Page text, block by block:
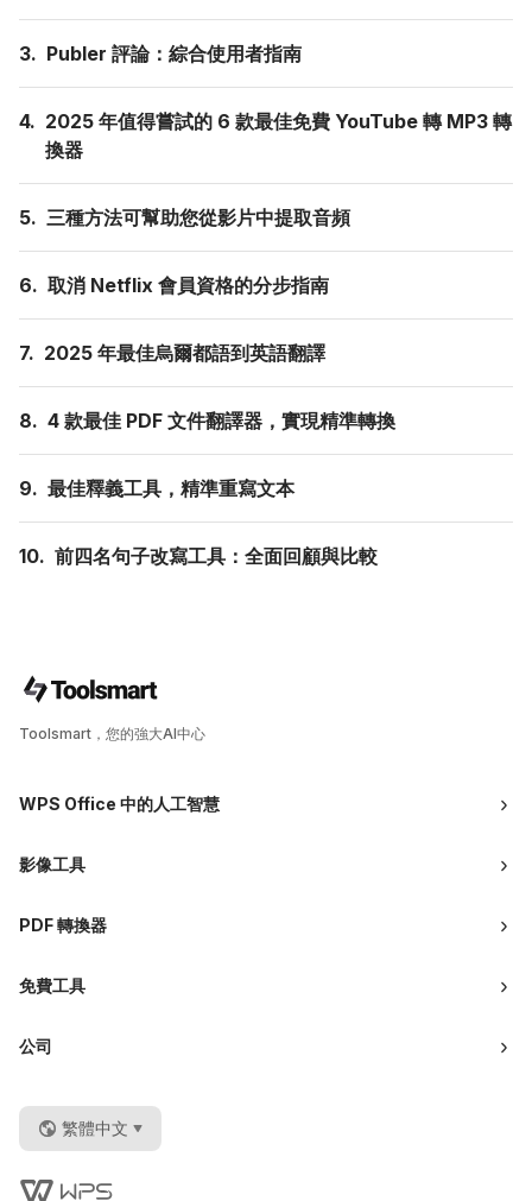
3. Publer 評論：綜合使用者指南
4. 2025 年值得嘗試的 6 款最佳免費 YouTube 轉 MP3 轉
換器
5. 三種方法可幫助您從影片中提取音頻
6. 取消 Netflix 會員資格的分步指南
7. 2025 年最佳烏爾都語到英語翻譯
8. 4 款最佳 PDF 文件翻譯器，實現精準轉換
9. 最佳釋義工具，精準重寫文本
10. 前四名句子改寫工具：全面回顧與比較
Toolsmart，您的強大AI中心
WPS Office 中的人工智慧
影像工具
PDF 轉換器
免費工具
公司
繁體中文